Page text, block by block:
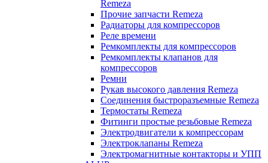
Remeza
Прочие запчасти Remeza
Радиаторы для компрессоров
Реле времени
Ремкомплекты для компрессоров
Ремкомплекты клапанов для
компрессоров
Ремни
Рукав высокого давления Remeza
Соединения быстроразъемные Remeza
Термостаты Remeza
Фитинги простые резьбовые Remeza
Электродвигатели к компрессорам
Электроклапаны Remeza
Электромагнитные контакторы и УПП